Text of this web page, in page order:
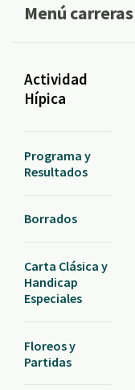
Menú carreras
Actividad
Hípica
Programa y
Resultados
Borrados
Carta Clásica y
Handicap
Especiales
Floreos y
Partidas